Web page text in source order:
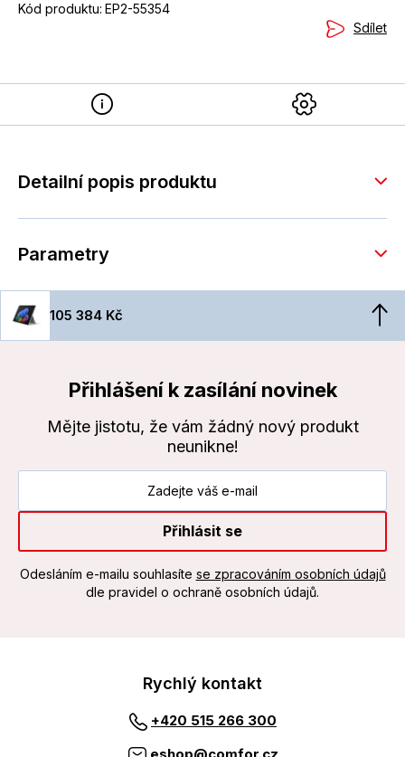
Kód produktu: EP2-55354
Sdílet
Detailní popis produktu
Parametry
105 384 Kč
Přihlášení k zasílání novinek
Mějte jistotu, že vám žádný nový produkt
neunikne!
Přihlásit se
Odesláním e-mailu souhlasíte se zpracováním osobních údajů
dle pravidel o ochraně osobních údajů.
Rychlý kontakt
+420 515 266 300